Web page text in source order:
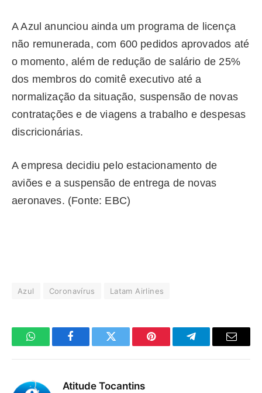
A Azul anunciou ainda um programa de licença
não remunerada, com 600 pedidos aprovados até
o momento, além de redução de salário de 25%
dos membros do comitê executivo até a
normalização da situação, suspensão de novas
contratações e de viagens a trabalho e despesas
discricionárias.
A empresa decidiu pelo estacionamento de
aviões e a suspensão de entrega de novas
aeronaves. (Fonte: EBC)
Azul Coronavírus Latam Airlines
WhatsAppFacebookTwitter Pinterest TelegramaE-
Atitude Tocantins